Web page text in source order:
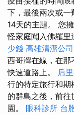
下，最後兩次或一
14天的主題。 您
怪家庭闖入佛羅里
少錢 高雄清潔公司
西哥灣在線，在那
快速道路上。 后
行的特定旅行和
的群島之後，前
園。 眼科診所 台